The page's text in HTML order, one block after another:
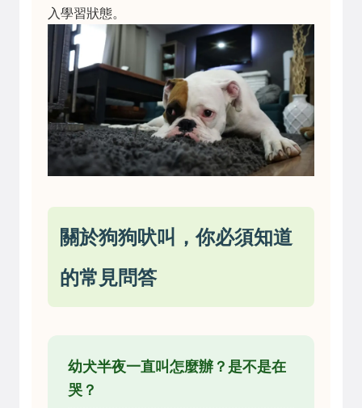
入學習狀態。
關於狗狗吠叫，你必須知道
的常見問答
幼犬半夜一直叫怎麼辦？是不是在
哭？